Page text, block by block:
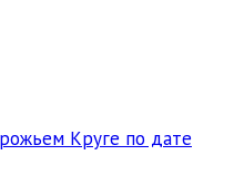
Круге по дате